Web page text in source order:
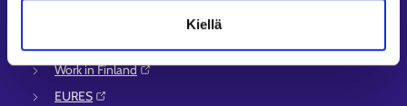
Kiellä
Aluehallinnon asiointipalvelu⁠
Work in Finland⁠
EURES⁠